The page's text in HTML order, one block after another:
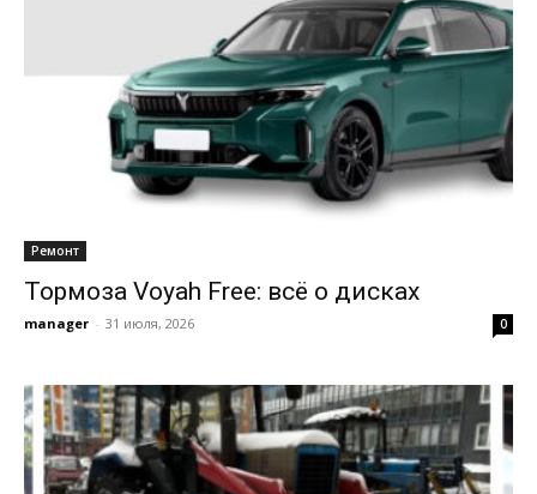
Ремонт
Тормоза Voyah Free: всё о дисках
manager - 31 июля, 2026 0